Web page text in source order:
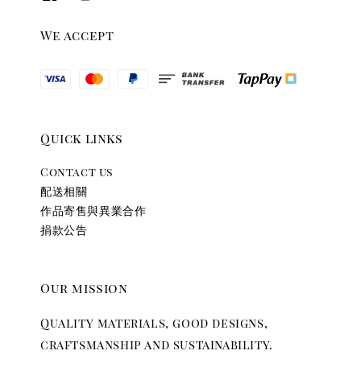
We accept
Quick links
Contact us
配送相關
作品寄售與異業合作
捐款公告
Our mission
Quality materials, good designs,
craftsmanship and sustainability.